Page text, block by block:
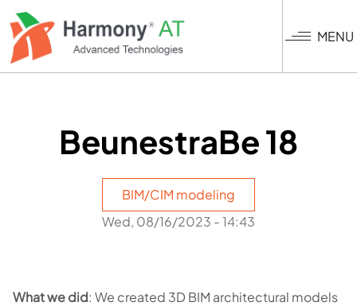
Nhảy
đến
nội
dung
MENU
BeunestraBe 18
BIM/CIM modeling
Wed, 08/16/2023 - 14:43
What we did: We created 3D BIM architectural models